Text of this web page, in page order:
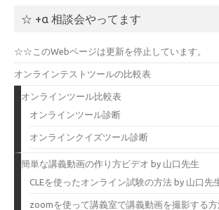
☆ +α 相談会やってます
☆☆このWebページは更新を停止しています。
オンラインテストツールの比較表
オンラインツール比較表
オンラインツール診断
オンラインクイズツール診断
簡単な講義動画の作り方ビデオ by 山口先生
CLEを使ったオンライン試験の方法 by 山口先
zoomを使って講義室で講義動画を撮影する